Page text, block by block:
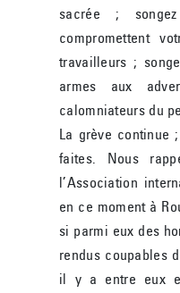
sacrée ;
compromettent
travailleurs ;
armes aux
calomniateurs du
La grève continue
faites. Nous
l’Association
en ce moment à
si parmi eux des
rendus coupables
il y a entre eux